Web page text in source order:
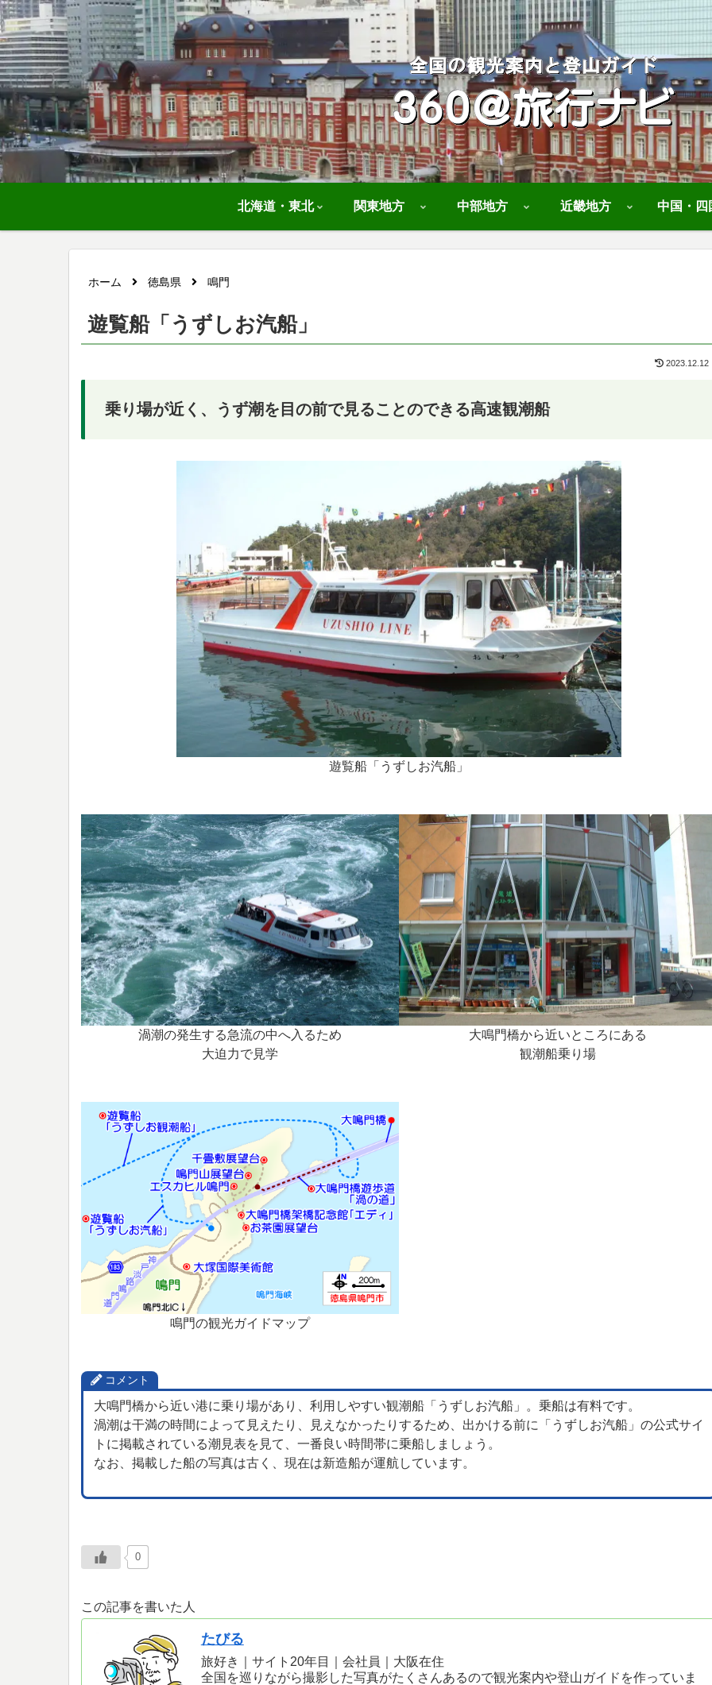
北海道・東北 関東地方 中部地方 近畿地方 中国・四
ホーム 徳島県 鳴門
遊覧船「うずしお汽船」
2023.12.12
乗り場が近く、うず潮を目の前で見ることのできる高速観潮船
遊覧船「うずしお汽船」
渦潮の発生する急流の中へ入るため
大迫力で見学
大鳴門橋から近いところにある
観潮船乗り場
鳴門の観光ガイドマップ
コメント
大鳴門橋から近い港に乗り場があり、利用しやすい観潮船「うずしお汽船」。乗船は有料です。
渦潮は干満の時間によって見えたり、見えなかったりするため、出かける前に「うずしお汽船」の公式サイ
トに掲載されている潮見表を見て、一番良い時間帯に乗船しましょう。
なお、掲載した船の写真は古く、現在は新造船が運航しています。
0
この記事を書いた人
たびる
旅好き｜サイト20年目｜会社員｜大阪在住
全国を巡りながら撮影した写真がたくさんあるので観光案内や登山ガイドを作っていま